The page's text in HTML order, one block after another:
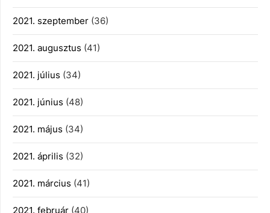
2021. szeptember (36)
2021. augusztus (41)
2021. július (34)
2021. június (48)
2021. május (34)
2021. április (32)
2021. március (41)
2021. február (40)